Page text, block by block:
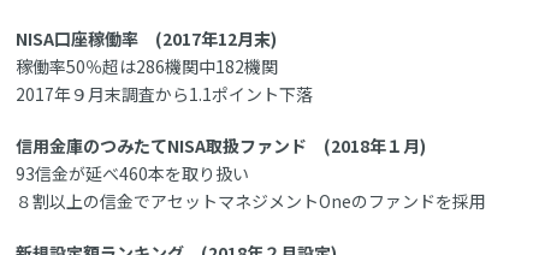
NISA口座稼働率 (2017年12月末)
稼働率50％超は286機関中182機関
2017年９月末調査から1.1ポイント下落
信用金庫のつみたてNISA取扱ファンド (2018年１月)
93信金が延べ460本を取り扱い
８割以上の信金でアセットマネジメントOneのファンドを採用